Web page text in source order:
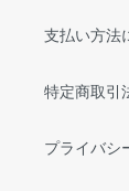
支払い方法
特定商取引
プライバシ